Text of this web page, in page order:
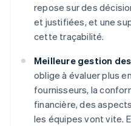
repose sur des
et justifiées, et une
cette traçabilité.
Meilleure gestion
oblige à évaluer plus
fournisseurs, la
financière, des
les équipes vont vite.